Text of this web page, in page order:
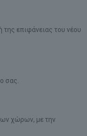
επιφάνειας του νέου
σας.
χώρων, με την